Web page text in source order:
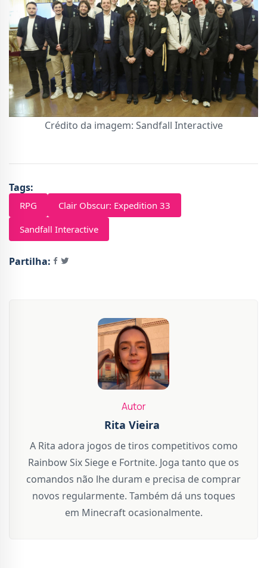
Crédito da imagem: Sandfall Interactive
Tags:
RPG
Clair Obscur: Expedition 33
Sandfall Interactive
Partilha:
Autor
Rita Vieira
A Rita adora jogos de tiros competitivos como
Rainbow Six Siege e Fortnite. Joga tanto que os
comandos não lhe duram e precisa de comprar
novos regularmente. Também dá uns toques
em Minecraft ocasionalmente.